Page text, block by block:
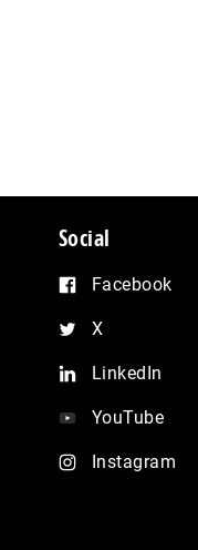
Social
Facebook
X
LinkedIn
YouTube
Instagram